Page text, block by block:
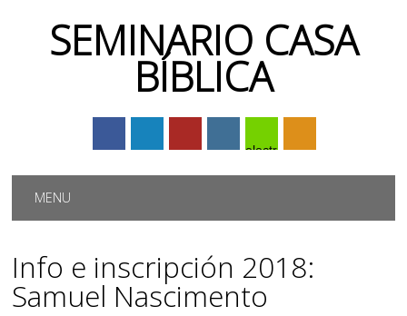
SEMINARIO CASA
BÍBLICA
electrónico
Menú principal
MENU
Info e inscripción 2018:
Samuel Nascimento